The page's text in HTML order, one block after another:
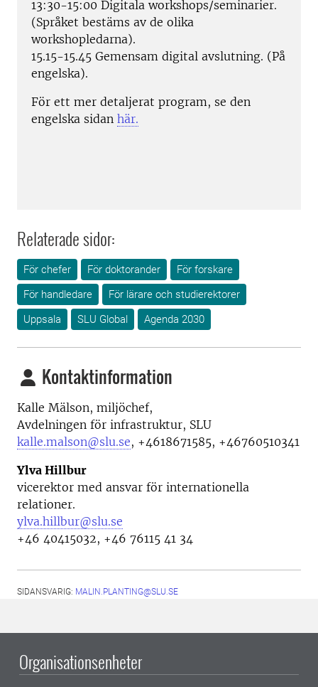
13:30-15:00 Digitala workshops/seminarier.
(Språket bestäms av de olika
workshopledarna).
15.15-15.45 Gemensam digital avslutning. (På
engelska).
För ett mer detaljerat program, se den
engelska sidan här.
Relaterade sidor:
För chefer För doktorander
För forskare
För handledare
För lärare och studierektorer
Uppsala
SLU Global Agenda 2030
Kontaktinformation
Kalle Mälson, miljöchef,
Avdelningen för infrastruktur, SLU
kalle.malson@slu.se, +4618671585, +46760510341
Ylva Hillbur
vicerektor med ansvar för internationella
relationer.
ylva.hillbur@slu.se
+46 40415032, +46 76115 41 34
SIDANSVARIG: MALIN.PLANTING@SLU.SE
Organisationsenheter